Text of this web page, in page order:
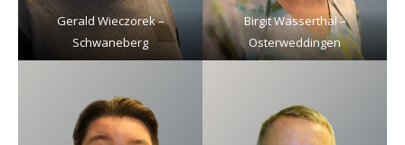
Gerald Wieczorek –
Schwaneberg
Birgit Wasserthal –
Osterweddingen